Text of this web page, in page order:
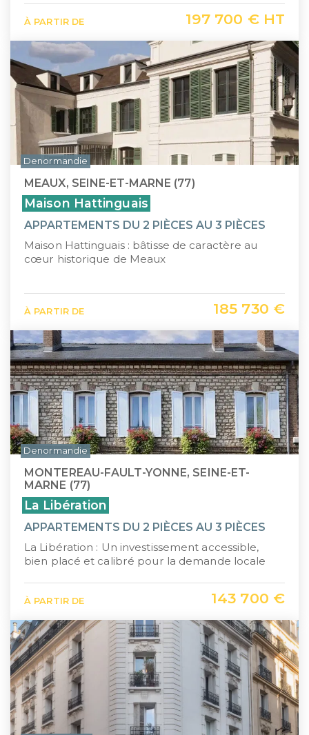
À PARTIR DE 197 700 € HT
MEAUX, SEINE-ET-MARNE (77)
Maison Hattinguais
APPARTEMENTS DU 2 PIÈCES AU 3 PIÈCES
Maison Hattinguais : bâtisse de caractère au
cœur historique de Meaux
À PARTIR DE 185 730 €
Denormandie
MONTEREAU-FAULT-YONNE, SEINE-ET-
MARNE (77)
La Libération
APPARTEMENTS DU 2 PIÈCES AU 3 PIÈCES
La Libération : Un investissement accessible,
bien placé et calibré pour la demande locale
À PARTIR DE 143 700 €
Denormandie